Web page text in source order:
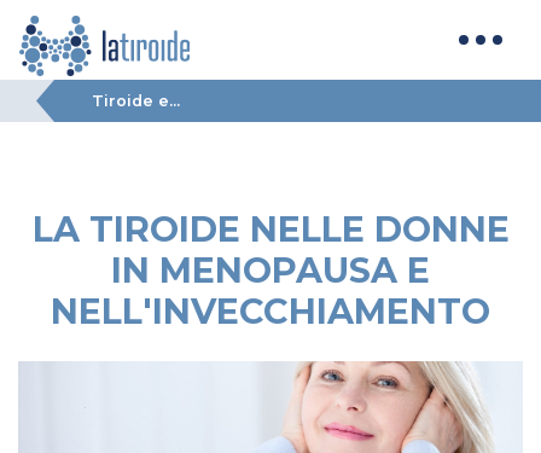
Tiroide e...
LA TIROIDE NELLE DONNE
IN MENOPAUSA E
NELL'INVECCHIAMENTO